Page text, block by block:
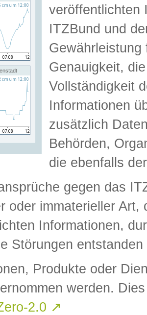
veröffentlichten
ITZBund und
Genauigkeit,
Vollständigkeit
Informationen
zusätzlich
Behörden,
die ebenfalls
gegen das
oder immaterieller
Informationen,
Störungen
Produkte oder
werden.
2.0 ↗